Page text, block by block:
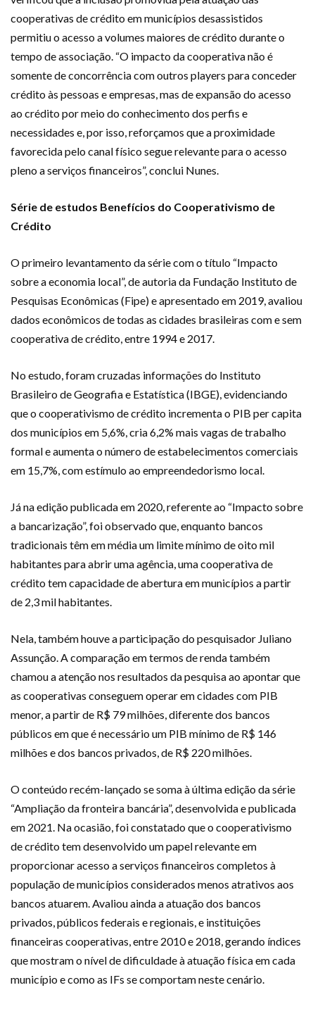
cooperativas de crédito em municípios desassistidos
permitiu o acesso a volumes maiores de crédito durante o
tempo de associação. “O impacto da cooperativa não é
somente de concorrência com outros players para conceder
crédito às pessoas e empresas, mas de expansão do acesso
ao crédito por meio do conhecimento dos perfis e
necessidades e, por isso, reforçamos que a proximidade
favorecida pelo canal físico segue relevante para o acesso
pleno a serviços financeiros”, conclui Nunes.
Série de estudos Benefícios do Cooperativismo de
Crédito
O primeiro levantamento da série com o título “Impacto
sobre a economia local”, de autoria da Fundação Instituto de
Pesquisas Econômicas (Fipe) e apresentado em 2019, avaliou
dados econômicos de todas as cidades brasileiras com e sem
cooperativa de crédito, entre 1994 e 2017.
No estudo, foram cruzadas informações do Instituto
Brasileiro de Geografia e Estatística (IBGE), evidenciando
que o cooperativismo de crédito incrementa o PIB per capita
dos municípios em 5,6%, cria 6,2% mais vagas de trabalho
formal e aumenta o número de estabelecimentos comerciais
em 15,7%, com estímulo ao empreendedorismo local.
Já na edição publicada em 2020, referente ao “Impacto sobre
a bancarização”, foi observado que, enquanto bancos
tradicionais têm em média um limite mínimo de oito mil
habitantes para abrir uma agência, uma cooperativa de
crédito tem capacidade de abertura em municípios a partir
de 2,3 mil habitantes.
Nela, também houve a participação do pesquisador Juliano
Assunção. A comparação em termos de renda também
chamou a atenção nos resultados da pesquisa ao apontar que
as cooperativas conseguem operar em cidades com PIB
menor, a partir de R$ 79 milhões, diferente dos bancos
públicos em que é necessário um PIB mínimo de R$ 146
milhões e dos bancos privados, de R$ 220 milhões.
O conteúdo recém-lançado se soma à última edição da série
“Ampliação da fronteira bancária”, desenvolvida e publicada
em 2021. Na ocasião, foi constatado que o cooperativismo
de crédito tem desenvolvido um papel relevante em
proporcionar acesso a serviços financeiros completos à
população de municípios considerados menos atrativos aos
bancos atuarem. Avaliou ainda a atuação dos bancos
privados, públicos federais e regionais, e instituições
financeiras cooperativas, entre 2010 e 2018, gerando índices
que mostram o nível de dificuldade à atuação física em cada
município e como as IFs se comportam neste cenário.